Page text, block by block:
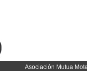
Asociación Mutua